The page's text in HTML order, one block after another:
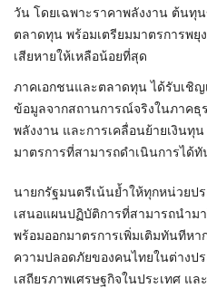
วัน โดยเฉพาะราคาพลังงาน ต้นทุ
ตลาดทุน พร้อมเตรียมมาตรการพยุ
เสียหายให้เหลือน้อยที่สุด
ภาคเอกชนและตลาดทุน ได้รับเชิญ
ข้อมูลจากสถานการณ์จริงในภาคธุ
พลังงาน และการเคลื่อนย้ายเงินทุ
มาตรการที่สามารถดำเนินการได้ทั
นายกรัฐมนตรีเน้นย้ำให้ทุกหน่วยป
เสนอแผนปฏิบัติการที่สามารถนำม
พร้อมออกมาตรการเพิ่มเติมทันทีห
ความปลอดภัยของคนไทยในต่างป
เสถียรภาพเศรษฐกิจในประเทศ แ